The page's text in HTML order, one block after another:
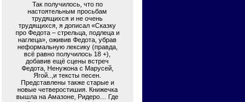
Так получилось, что по
настоятельным просьбам
трудящихся и не очень
трудящихся, я дописал «Сказку
про Федота – стрельца, подлеца и
наглеца», оживив Федота, убрав
неформальную лексику (правда,
всё равно получилось 18 +),
добавив ещё сцены встреч
Федота, Ненужона с Марусей,
Ягой..,и тексты песен.
Представлены также старые и
новые четверостишия. Книжечка
вышла на Амазоне, Ридеро… Где